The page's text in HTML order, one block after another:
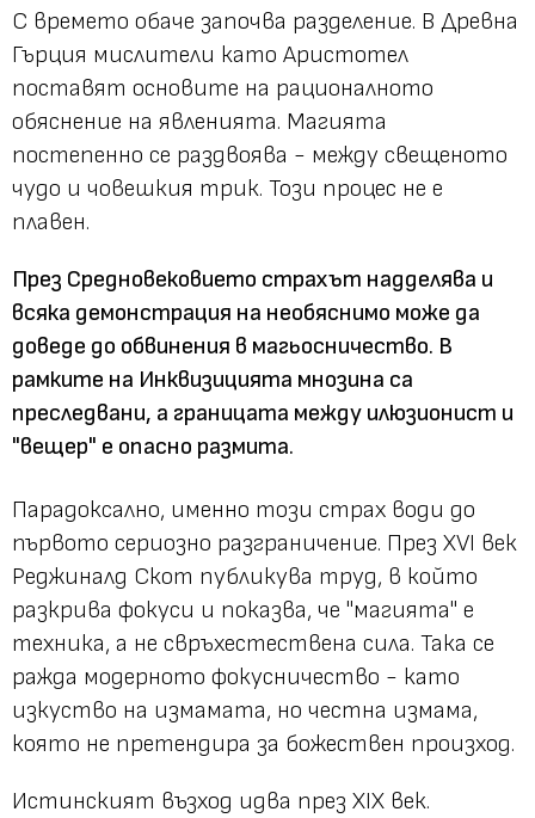
С времето обаче започва разделение. В Древна
Гърция мислители като Аристотел
поставят основите на рационалното
обяснение на явленията. Магията
постепенно се раздвоява - между свещеното
чудо и човешкия трик. Този процес не е
плавен.
През Средновековието страхът надделява и
всяка демонстрация на необяснимо може да
доведе до обвинения в магьосничество. В
рамките на Инквизицията мнозина са
преследвани, а границата между илюзионист и
"вещер" е опасно размита.
Парадоксално, именно този страх води до
първото сериозно разграничение. През XVI век
Реджиналд Скот публикува труд, в който
разкрива фокуси и показва, че "магията" е
техника, а не свръхестествена сила. Така се
ражда модерното фокусничество - като
изкуство на измамата, но честна измама,
която не претендира за божествен произход.
Истинският възход идва през XIX век.